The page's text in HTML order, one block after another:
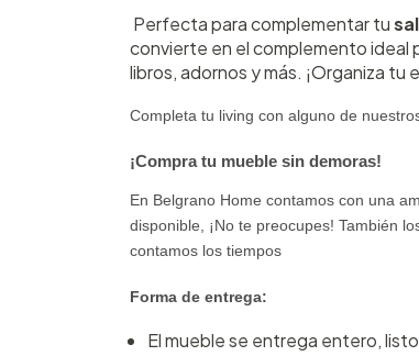
Perfecta para complementar tu
convierte en el complemento ideal
libros, adornos y más. ¡Organiza tu
Completa tu living con alguno de
¡Compra tu mueble sin demoras!
En Belgrano Home contamos con una
disponible, ¡No te preocupes! También
contamos los tiempos
Forma de entrega:
El mueble se entrega entero, listo